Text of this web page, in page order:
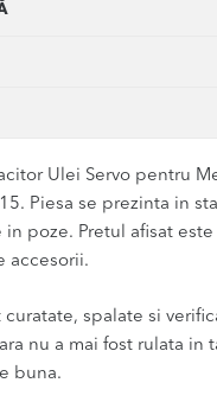
Ulei Servo pentru
Piesa se prezinta in
poze. Pretul afisat
accesorii.
curatate, spalate si
nu a mai fost rulata in
buna.